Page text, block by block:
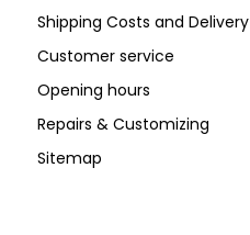
Shipping Costs and Delivery
Customer service
Opening hours
Repairs & Customizing
Sitemap